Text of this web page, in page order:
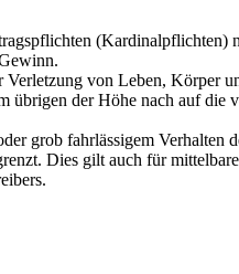
(Kardinalpflichten)
von Leben, Körper
der Höhe nach auf die
grob fahrlässigem Verhalten
Dies gilt auch für